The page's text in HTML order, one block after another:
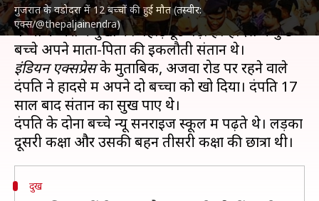
गुजरात के वडोदरा में 12 बच्चों की हुई मौत (तस्वीर:
एक्स/@thepaljainendra)
गुजरातके वडोदरा में गुरुवार को हरणी झील में डूबे 12
बच्चों के घरों में दुखों का पहाड़ टूट पड़ा है। हादसे में कुछ
इंडियन एक्सप्रेसके मुताबिक, अजवा रोड पर रहने वाले
दंपति ने हादसे में अपने दो बच्चों को खो दिया। दंपति 17
साल बाद संतान का सुख पाए थे।
दंपति के दोनों बच्चे न्यू सनराइज स्कूल में पढ़ते थे। लड़का
दुख